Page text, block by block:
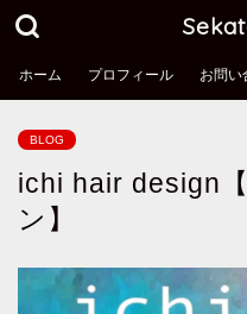
ホーム プロフィール お問い
BLOG
ichi hair design
ン】